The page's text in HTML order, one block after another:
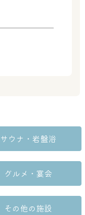
サウナ・岩盤浴
サウナ・岩盤浴
グルメ・宴会
その他の施設